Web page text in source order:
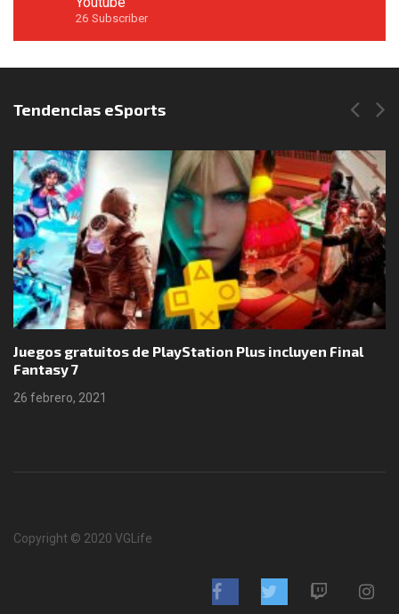
26 Subscriber
Síguenos en Instagram
Tendencias eSports
Juegos gratuitos de PlayStation Plus incluyen Final
Fantasy 7
26 febrero, 2021
Copyright © 2020 VGLife